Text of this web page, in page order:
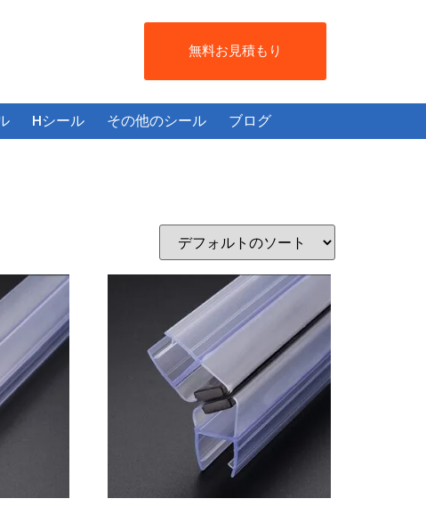
無料お見積もり
Hシール その他のシール ブログ